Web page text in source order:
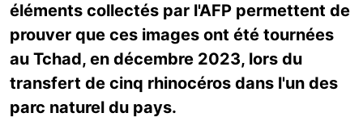
éléments collectés par l'AFP permettent de
prouver que ces images ont été tournées
au Tchad, en décembre 2023, lors du
transfert de cinq rhinocéros dans l'un des
parc naturel du pays.